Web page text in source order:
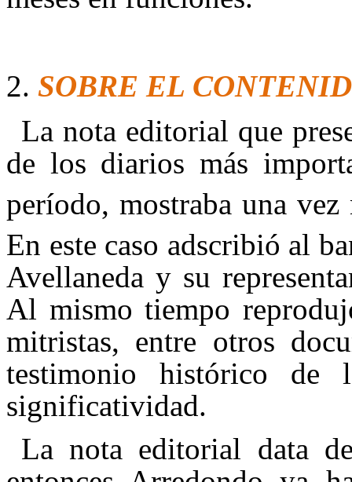
SOBRE EL
La nota editorial que
de los diarios más
período, mostraba una
En este caso adscribió al
Avellaneda y su
Al mismo tiempo
mitristas, entre otros
testimonio histórico
significatividad.
La nota editorial data